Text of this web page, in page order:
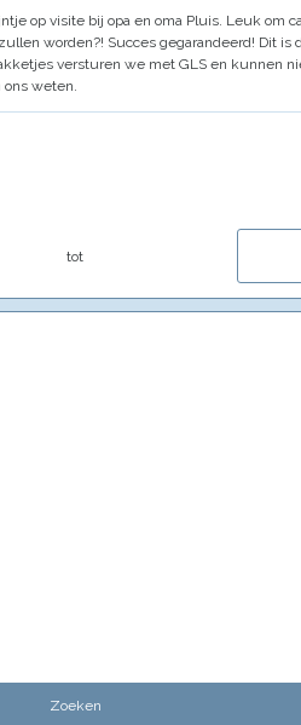
op visite bij opa en oma Pluis. Leuk om
worden?! Succes gegarandeerd! Dit is
versturen we met GLS en kunnen
ons weten.
tot